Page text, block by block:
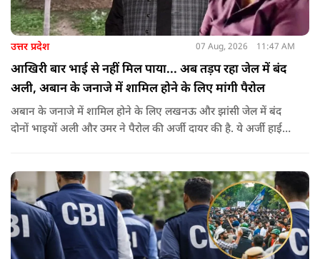
उत्तर प्रदेश 07 Aug, 2026 11:47 AM
आखिरी बार भाई से नहीं मिल पाया... अब तड़प रहा जेल में बंद
अली, अबान के जनाजे में शामिल होने के लिए मांगी पैरोल
अबान के जनाजे में शामिल होने के लिए लखनऊ और झांसी जेल में बंद
दोनों भाइयों अली और उमर ने पैरोल की अर्जी दायर की है. ये अर्जी हाई